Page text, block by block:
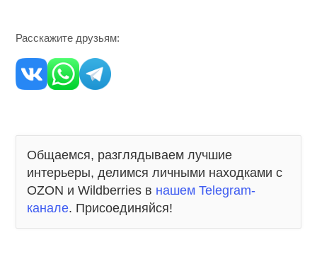
Расскажите друзьям:
Общаемся, разглядываем лучшие
интерьеры, делимся личными находками с
OZON и Wildberries в нашем Telegram-
канале. Присоединяйся!